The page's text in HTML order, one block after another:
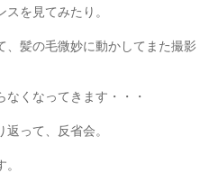
を見てみたり。
、髪の毛微妙に動かしてまた撮影
くなってきます・・・
って、反省会。